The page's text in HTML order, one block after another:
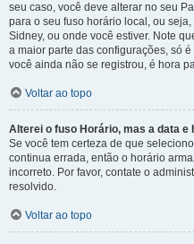
seu caso, você deve alterar no seu
para o seu fuso horário local, ou
Sidney, ou onde você estiver. Note
a maior parte das configurações, só
você ainda não se registrou, é hora
Voltar ao topo
Alterei o fuso Horário, mas a data e
Se você tem certeza de que
continua errada, então o horário
incorreto. Por favor, contate o
resolvido.
Voltar ao topo